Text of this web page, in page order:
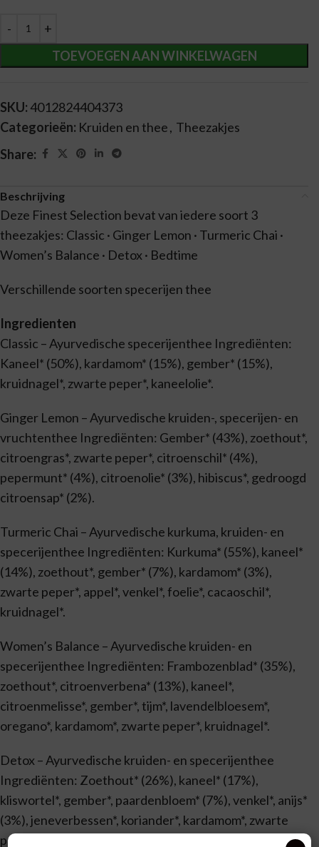
TOEVOEGEN AAN WINKELWAGEN
Alternative:
SKU: 4012824404373
Categorieën: Kruiden en thee, Theezakjes
Share:
Beschrijving
Deze Finest Selection bevat van iedere soort 3
theezakjes: Classic · Ginger Lemon · Turmeric Chai ·
Women’s Balance · Detox · Bedtime
Verschillende soorten specerijen thee
Ingredienten
Classic – Ayurvedische specerijenthee Ingrediënten:
Kaneel* (50%), kardamom* (15%), gember* (15%),
kruidnagel*, zwarte peper*, kaneelolie*.
Ginger Lemon – Ayurvedische kruiden-, specerijen- en
vruchtenthee Ingrediënten: Gember* (43%), zoethout*,
citroengras*, zwarte peper*, citroenschil* (4%),
pepermunt* (4%), citroenolie* (3%), hibiscus*, gedroogd
citroensap* (2%).
Turmeric Chai – Ayurvedische kurkuma, kruiden- en
specerijenthee Ingrediënten: Kurkuma* (55%), kaneel*
(14%), zoethout*, gember* (7%), kardamom* (3%),
zwarte peper*, appel*, venkel*, foelie*, cacaoschil*,
kruidnagel*.
Women’s Balance – Ayurvedische kruiden- en
specerijenthee Ingrediënten: Frambozenblad* (35%),
zoethout*, citroenverbena* (13%), kaneel*,
citroenmelisse*, gember*, tijm*, lavendelbloesem*,
oregano*, kardamom*, zwarte peper*, kruidnagel*.
Detox – Ayurvedische kruiden- en specerijenthee
Ingrediënten: Zoethout* (26%), kaneel* (17%),
kliswortel*, gember*, paardenbloem* (7%), venkel*, anijs*
(3%), jeneverbessen*, koriander*, kardamom*, zwarte
peper*, peterselie*, salie*, kruidnagel*, kurkuma*.